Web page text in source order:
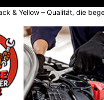
& Yellow – Qualität, die